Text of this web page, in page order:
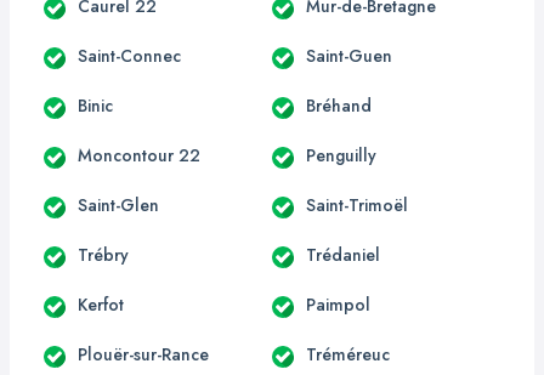
Caurel 22 Mur-de-Bretagne
Saint-Connec Saint-Guen
Binic Bréhand
Moncontour 22 Penguilly
Saint-Glen Saint-Trimoël
Trébry Trédaniel
Kerfot Paimpol
Plouër-sur-Rance Tréméreuc